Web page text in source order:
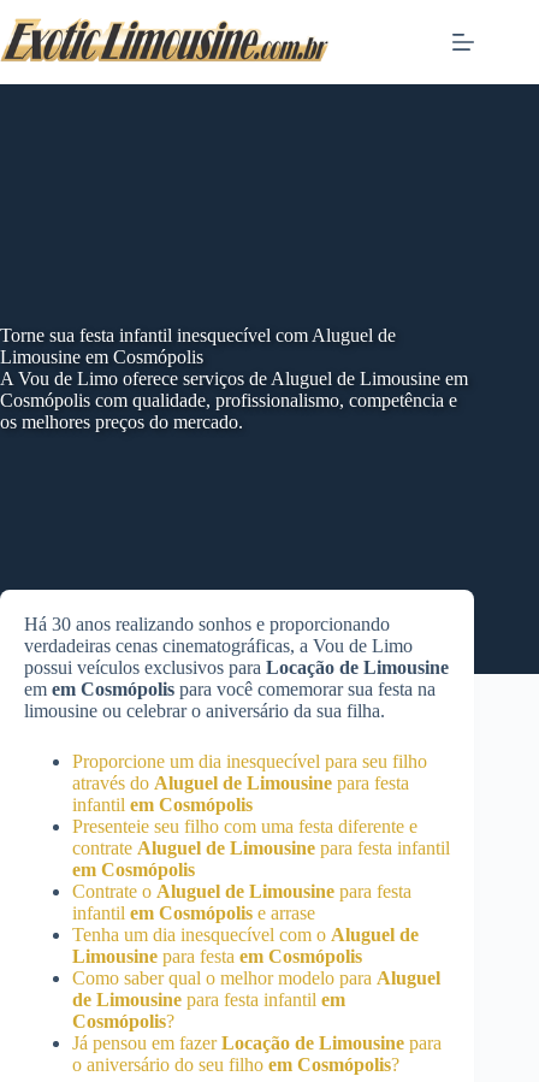
to
content
Torne sua festa infantil inesquecível com Aluguel de
Limousine em Cosmópolis
A Vou de Limo oferece serviços de Aluguel de Limousine em
Cosmópolis com qualidade, profissionalismo, competência e
os melhores preços do mercado.
Há 30 anos realizando sonhos e proporcionando
verdadeiras cenas cinematográficas, a Vou de Limo
possui veículos exclusivos para Locação de Limousine
em em Cosmópolis para você comemorar sua festa na
limousine ou celebrar o aniversário da sua filha.
Proporcione um dia inesquecível para seu filho
através do Aluguel de Limousine para festa
infantil em Cosmópolis
Presenteie seu filho com uma festa diferente e
contrate Aluguel de Limousine para festa infantil
em Cosmópolis
Contrate o Aluguel de Limousine para festa
infantil em Cosmópolis e arrase
Tenha um dia inesquecível com o Aluguel de
Limousine para festa em Cosmópolis
Como saber qual o melhor modelo para Aluguel
de Limousine para festa infantil em
Cosmópolis?
Já pensou em fazerLocação de Limousine para
o aniversário do seu filho em Cosmópolis?